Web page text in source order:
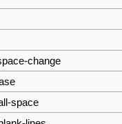
change
space